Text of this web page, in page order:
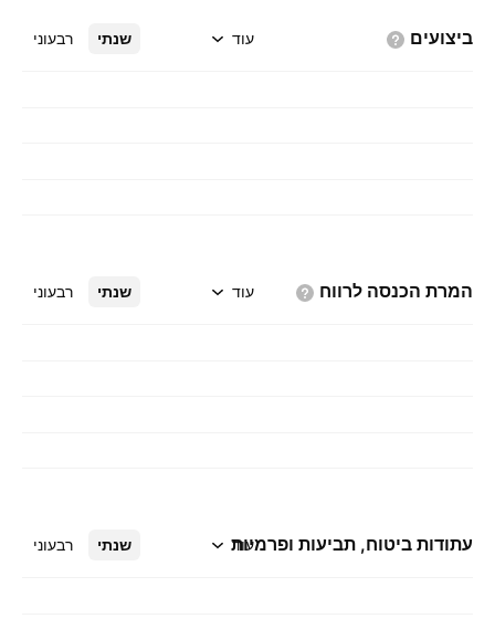
ביצועים שנתי רבעוני עוד
המרת הכנסה לרווח שנתי רבעוני עוד
עתודות ביטוח, תביעות ופרמיות שנתי רבעוני עוד